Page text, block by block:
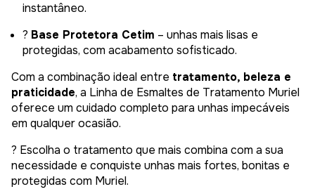
instantâneo.
? Base Protetora Cetim – unhas mais lisas e
protegidas, com acabamento sofisticado.
Com a combinação ideal entre tratamento, beleza e
praticidade, a Linha de Esmaltes de Tratamento Muriel
oferece um cuidado completo para unhas impecáveis
em qualquer ocasião.
? Escolha o tratamento que mais combina com a sua
necessidade e conquiste unhas mais fortes, bonitas e
protegidas com Muriel.